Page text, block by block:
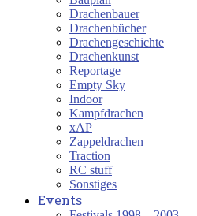
Drachenbauer
Drachenbücher
Drachengeschichte
Drachenkunst
Reportage
Empty Sky
Indoor
Kampfdrachen
xAP
Zappeldrachen
Traction
RC stuff
Sonstiges
Events